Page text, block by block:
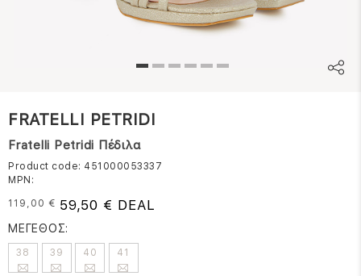
FRATELLI PETRIDI
Fratelli Petridi Πέδιλα
Product code: 451000053337
MPN:
119,00 € 59,50 € DEAL
ΜΕΓΕΘΟΣ:
38 39 40 41